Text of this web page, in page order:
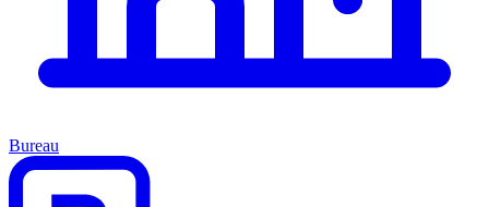
Bureau